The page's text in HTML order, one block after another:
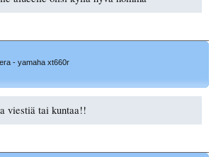
- yamaha xt660r
viestiä tai kuntaa!!